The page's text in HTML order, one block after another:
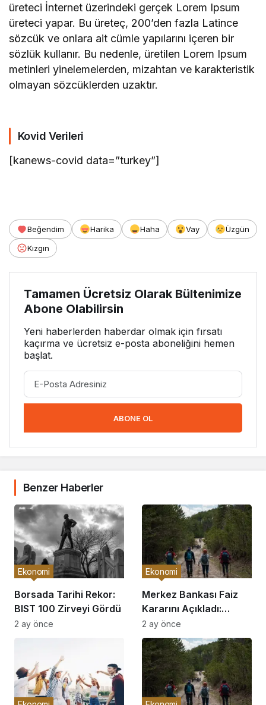
üreteci İnternet üzerindeki gerçek Lorem Ipsum
üreteci yapar. Bu üreteç, 200’den fazla Latince
sözcük ve onlara ait cümle yapılarını içeren bir
sözlük kullanır. Bu nedenle, üretilen Lorem Ipsum
metinleri yinelemelerden, mizahtan ve karakteristik
olmayan sözcüklerden uzaktır.
Kovid Verileri
[kanews-covid data=”turkey”]
Beğendim Harika Haha Vay
Üzgün
Kızgın
Tamamen Ücretsiz Olarak Bültenimize
Abone Olabilirsin
Yeni haberlerden haberdar olmak için fırsatı
kaçırma ve ücretsiz e-posta aboneliğini hemen
başlat.
ABONE OL
Benzer Haberler
Borsada Tarihi Rekor:
BIST 100 Zirveyi Gördü
Ekonomi
2 ay önce
Merkez Bankası Faiz
Kararını Açıkladı:
Piyasalar Hareketlendi
Ekonomi
2 ay önce